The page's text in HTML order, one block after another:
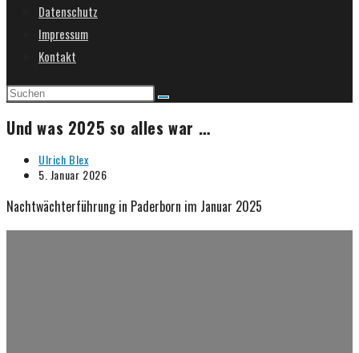
umschalten
Datenschutz
Impressum
Kontakt
Und was 2025 so alles war …
Beitrags-
Autor:
Ulrich Blex
Beitrag
5. Januar 2026
Nachtwächterführung in Paderborn im Januar 2025